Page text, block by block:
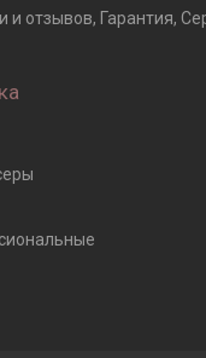
отзывов, Гарантия,